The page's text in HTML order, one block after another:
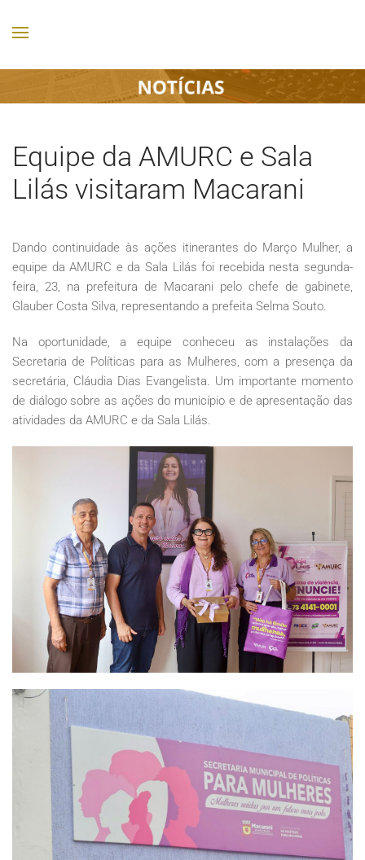
Equipe da AMURC e Sala
Lilás visitaram Macarani
Dando continuidade às ações itinerantes do Março Mulher, a
equipe da AMURC e da Sala Lilás foi recebida nesta segunda-
feira, 23, na prefeitura de Macarani pelo chefe de gabinete,
Glauber Costa Silva, representando a prefeita Selma Souto.
Na oportunidade, a equipe conheceu as instalações da
Secretaria de Políticas para as Mulheres, com a presença da
secretária, Cláudia Dias Evangelista. Um importante momento
de diálogo sobre as ações do município e de apresentação das
atividades da AMURC e da Sala Lilás.